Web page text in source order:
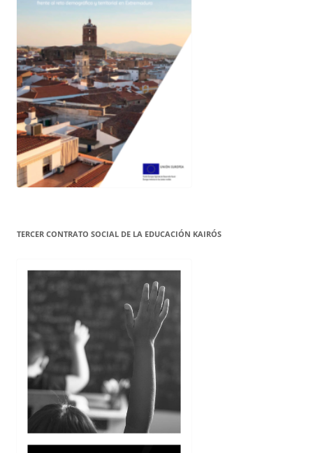
TERCER CONTRATO SOCIAL DE LA EDUCACIÓN KAIRÓS